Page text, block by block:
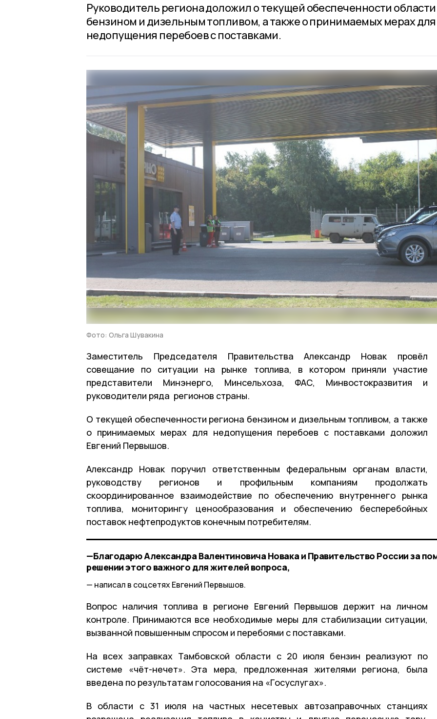
Руководитель региона доложил о текущей обеспеченности области
бензином и дизельным топливом, а также о принимаемых мерах для
недопущения перебоев с поставками.
Фото: Ольга Шувакина
Заместитель Председателя Правительства Александр Новак провёл
совещание по ситуации на рынке топлива, в котором приняли участие
представители Минэнерго, Минсельхоза, ФАС, Минвостокразвития и
руководители ряда регионов страны.
О текущей обеспеченности региона бензином и дизельным топливом, а также
о принимаемых мерах для недопущения перебоев с поставками доложил
Евгений Первышов.
Александр Новак поручил ответственным федеральным органам власти,
руководству регионов и профильным компаниям продолжать
скоординированное взаимодействие по обеспечению внутреннего рынка
топлива, мониторингу ценообразования и обеспечению бесперебойных
поставок нефтепродуктов конечным потребителям.
—Благодарю Александра Валентиновича Новака и Правительство России за
решении этого важного для жителей вопроса,
написал в соцсетях Евгений Первышов.
Вопрос наличия топлива в регионе Евгений Первышов держит на личном
контроле. Принимаются все необходимые меры для стабилизации ситуации,
вызванной повышенным спросом и перебоями с поставками.
На всех заправках Тамбовской области с 20 июля бензин реализуют по
системе «чёт-нечет». Эта мера, предложенная жителями региона, была
введена по результатам голосования на «Госуслугах».
В области с 31 июля на частных несетевых автозаправочных станциях